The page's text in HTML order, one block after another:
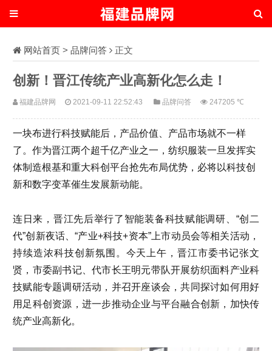
网站首页 > 品牌问答 正文
创新！晋江传统产业高新化怎么走！
福建品牌网 2021-09-11 22:52:43 品牌问答 247205 ℃
一块布进行科技赋能后，产品价值、产品市场就不一样
了。作为晋江两个超千亿产业之一，纺织服装一旦发挥实
体制造根基和重大科创平台抢先布局优势，必将以科技创
新和数字变革催生发展新动能。
连日来，晋江先后举行了智能装备科技赋能调研、“创二
代”创新夜话、“产业+科技+资本”上市动员会等相关活动，
持续造浓科技创新氛围。今天上午，晋江市委书记张文
贤，市委副书记、代市长王明元带队开展纺织面料产业科
技赋能专题调研活动，并召开座谈会，共同探讨如何用好
用足科创资源，进一步推动企业与平台融合创新，加快传
统产业高新化。